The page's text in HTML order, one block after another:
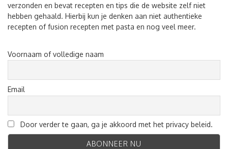
verzonden en bevat recepten en tips die de website zelf niet
hebben gehaald. Hierbij kun je denken aan niet authentieke
recepten of fusion recepten met pasta en nog veel meer.
Voornaam of volledige naam
Email
Door verder te gaan, ga je akkoord met het privacy beleid.